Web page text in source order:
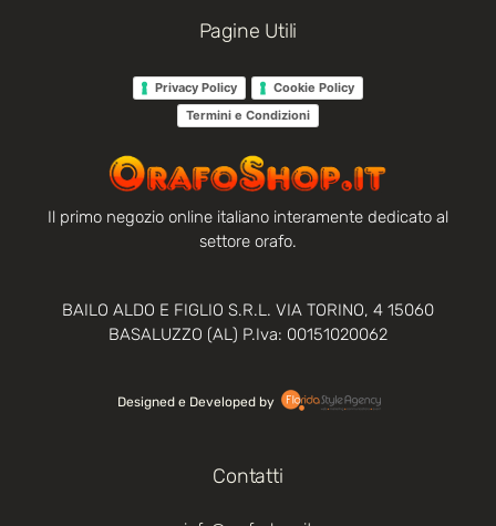
Pagine Utili
Privacy Policy
Cookie Policy
Termini e Condizioni
Il primo negozio online italiano interamente dedicato al
settore orafo.
BAILO ALDO E FIGLIO S.R.L. VIA TORINO, 4 15060
BASALUZZO (AL) P.Iva: 00151020062
Contatti